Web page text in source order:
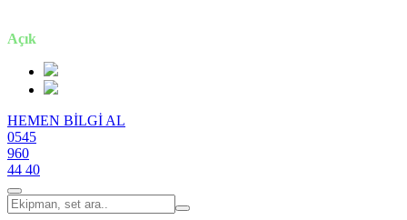
Açık
HEMEN BİLGİ AL
0545
960
44 40